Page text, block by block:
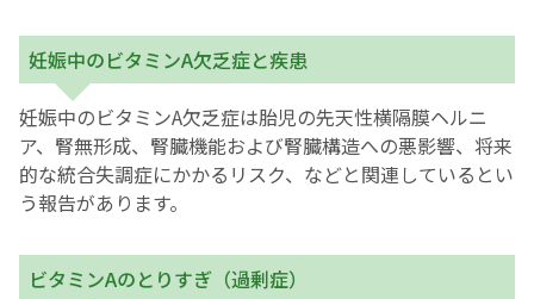
妊娠中のビタミンA欠乏症と疾患
妊娠中のビタミンA欠乏症は胎児の先天性横隔膜ヘルニ
ア、腎無形成、腎臓機能および腎臓構造への悪影響、将来
的な統合失調症にかかるリスク、などと関連しているとい
う報告があります。
ビタミンAのとりすぎ（過剰症）